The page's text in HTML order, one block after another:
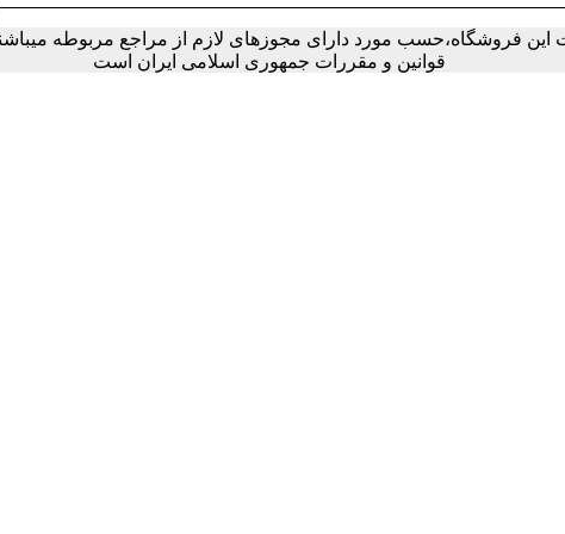
این فروشگاه،حسب مورد دارای مجوزهای لازم از مراجع مربوطه
قوانین و مقررات جمهوری اسلامی ایران است